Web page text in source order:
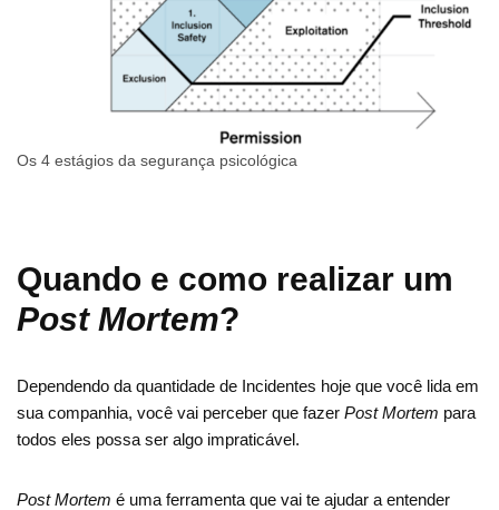
Os 4 estágios da segurança psicológica
Quando e como realizar um
Post Mortem?
Dependendo da quantidade de Incidentes hoje que você lida em
sua companhia, você vai perceber que fazer Post Mortem para
todos eles possa ser algo impraticável.
Post Mortem é uma ferramenta que vai te ajudar a entender